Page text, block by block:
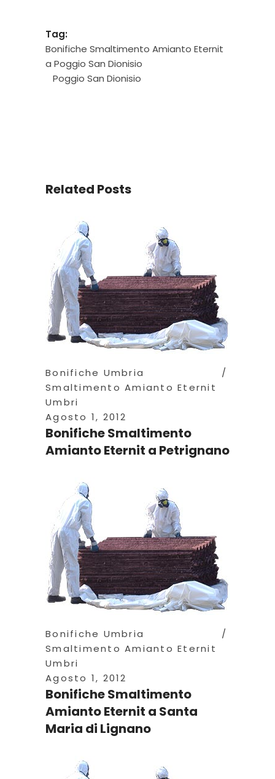
Tag:
Bonifiche Smaltimento Amianto Eternit
a Poggio San Dionisio
Poggio San Dionisio
Related Posts
Bonifiche Umbria
Smaltimento Amianto Eternit
Umbri
Agosto 1, 2012
Bonifiche Smaltimento
Amianto Eternit a Petrignano
Bonifiche Umbria
Smaltimento Amianto Eternit
Umbri
Agosto 1, 2012
Bonifiche Smaltimento
Amianto Eternit a Santa
Maria di Lignano